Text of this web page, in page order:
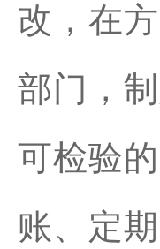
改，在
部门，
可检验
账、定